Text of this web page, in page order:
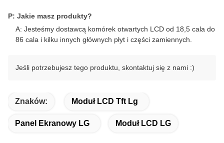
P: Jakie masz produkty?
A: Jesteśmy dostawcą komórek otwartych LCD od 18,5 cala do
86 cala i kilku innych głównych płyt i części zamiennych.
Jeśli potrzebujesz tego produktu, skontaktuj się z nami :)
Znaków: Moduł LCD Tft Lg
Panel Ekranowy LG Moduł LCD LG